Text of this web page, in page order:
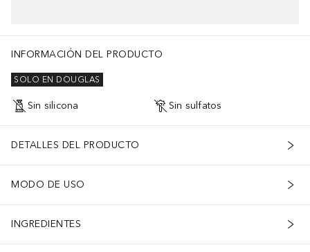
INFORMACIÓN DEL PRODUCTO
SOLO EN DOUGLAS
Sin silicona Sin sulfatos
DETALLES DEL PRODUCTO
MODO DE USO
INGREDIENTES